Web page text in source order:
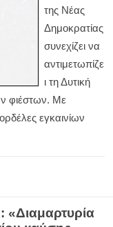
της Νέας
Δημοκρατίας
συνεχίζει να
αντιμετωπίζε
ι τη Δυτική
φιέστων. Με
εγκαινίων